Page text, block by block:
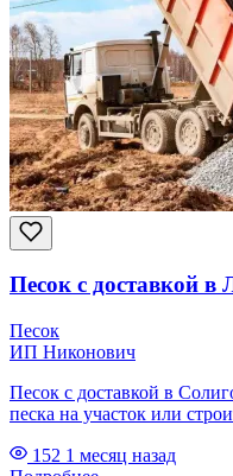
Песок с доставкой в
Песок
ИП Никонович
Песок с доставкой в
песка на участок или
152 1 месяц назад